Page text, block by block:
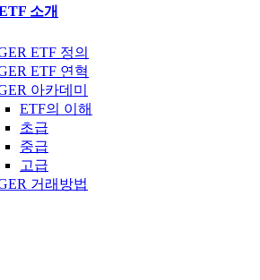
소개
ETF 정의
ETF 연혁
아카데미
ETF의 이해
초급
중급
고급
거래방법